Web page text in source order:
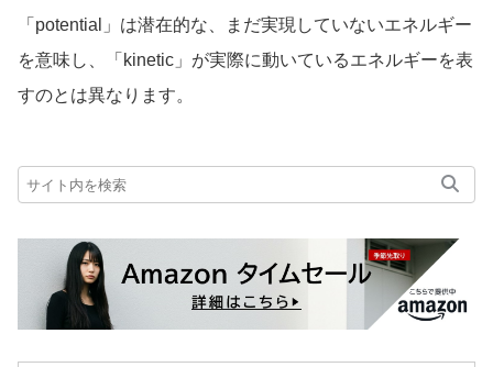
「potential」は潜在的な、まだ実現していないエネルギー
を意味し、「kinetic」が実際に動いているエネルギーを表
すのとは異なります。